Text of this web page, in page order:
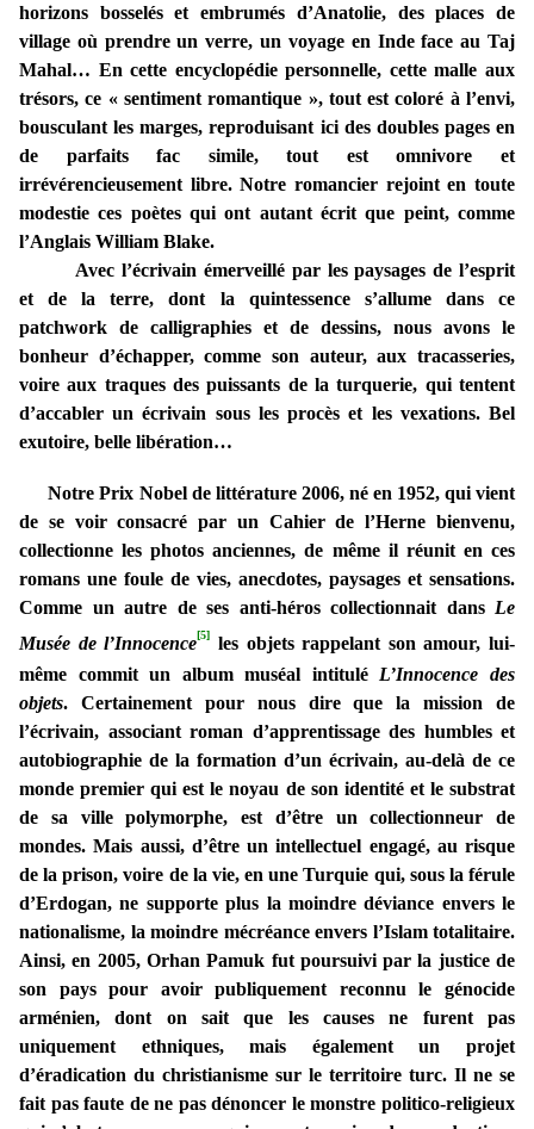
horizons bosselés et embrumés d’Anatolie, des places de
village où prendre un verre, un voyage en Inde face au Taj
Mahal… En cette encyclopédie personnelle, cette malle aux
trésors, ce « sentiment romantique », tout est coloré à l’envi,
bousculant les marges, reproduisant ici des doubles pages en
de parfaits fac simile, tout est omnivore et
irrévérencieusement libre. Notre romancier rejoint en toute
modestie ces poètes qui ont autant écrit que peint, comme
l’Anglais William Blake.
Avec l’écrivain émerveillé par les paysages de l’esprit
et de la terre, dont la quintessence s’allume dans ce
patchwork de calligraphies et de dessins, nous avons le
bonheur d’échapper, comme son auteur, aux tracasseries,
voire aux traques des puissants de la turquerie, qui tentent
d’accabler un écrivain sous les procès et les vexations. Bel
exutoire, belle libération…
Notre Prix Nobel de littérature 2006, né en 1952, qui vient
de se voir consacré par un Cahier de l’Herne bienvenu,
collectionne les photos anciennes, de même il réunit en ces
romans une foule de vies, anecdotes, paysages et sensations.
Comme un autre de ses anti-héros collectionnait dans Le
Musée de l’Innocence[5]
les objets rappelant son amour, lui-
même commit un album muséal intituléL’Innocence des
objets. Certainement pour nous dire que la mission de
l’écrivain, associant roman d’apprentissage des humbles et
autobiographie de la formation d’un écrivain, au-delà de ce
monde premier qui est le noyau de son identité et le substrat
de sa ville polymorphe, est d’être un collectionneur de
mondes. Mais aussi, d’être un intellectuel engagé, au risque
de la prison, voire de la vie, en une Turquie qui, sous la férule
d’Erdogan, ne supporte plus la moindre déviance envers le
nationalisme, la moindre mécréance envers l’Islam totalitaire.
Ainsi, en 2005, Orhan Pamuk fut poursuivi par la justice de
son pays pour avoir publiquement reconnu le génocide
arménien, dont on sait que les causes ne furent pas
uniquement ethniques, mais également un projet
d’éradication du christianisme sur le territoire turc. Il ne se
fait pas faute de ne pas dénoncer le monstre politico-religieux